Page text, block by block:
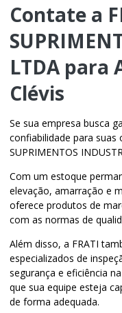
Contate a
LTDA para
Clévis
Se sua empresa busca
confiabilidade para suas
SUPRIMENTOS
Com um estoque
elevação, amarração e
oferece produtos de
com as normas de
Além disso, a FRATI
especializados de
segurança e eficiência
que sua equipe esteja
de forma adequada.